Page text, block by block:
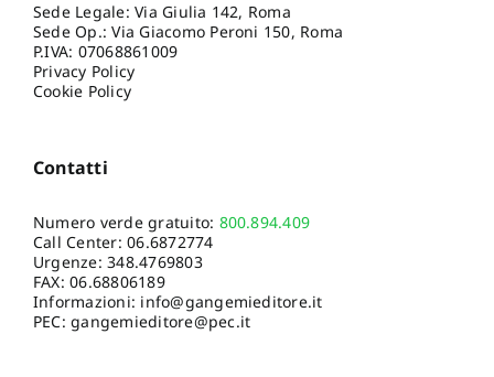
Sede Legale: Via Giulia 142, Roma
Sede Op.: Via Giacomo Peroni 150, Roma
P.IVA: 07068861009
Privacy Policy
Cookie Policy
Contatti
Numero verde gratuito: 800.894.409
Call Center:06.6872774
Urgenze:348.4769803
FAX: 06.68806189
Informazioni: info@gangemieditore.it
PEC: gangemieditore@pec.it